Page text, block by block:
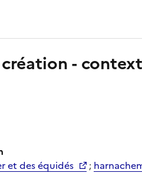
-
et des équidés
;